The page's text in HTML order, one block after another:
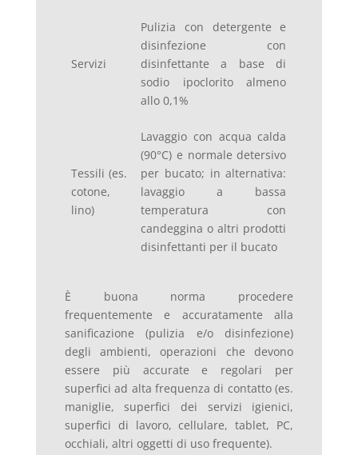
Servizi
Pulizia con detergente e
disinfezione con
disinfettante a base di
sodio ipoclorito almeno
allo 0,1%
Tessili (es.
cotone,
lino)
Lavaggio con acqua calda
(90°C) e normale detersivo
per bucato; in alternativa:
lavaggio a bassa
temperatura con
candeggina o altri prodotti
disinfettanti per il bucato
È buona norma procedere
frequentemente e accuratamente alla
sanificazione (pulizia e/o disinfezione)
degli ambienti, operazioni che devono
essere più accurate e regolari per
superfici ad alta frequenza di contatto (es.
maniglie, superfici dei servizi igienici,
superfici di lavoro, cellulare, tablet, PC,
occhiali, altri oggetti di uso frequente).